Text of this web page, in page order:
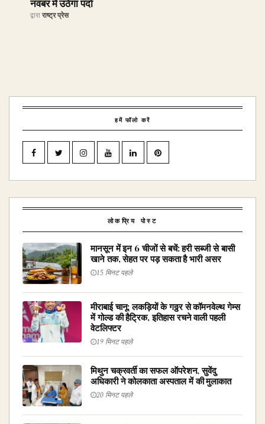
नवंबर में उठेगा पर्दा
द्वारा राष्ट्र प्रेस
हमें फॉलो करें
लोकप्रिय पोस्ट
मानसून में इन 6 चीजों से बचें: हरी सब्जी से बासी
खाने तक, सेहत पर पड़ सकता है भारी असर
15 मिनट पहले
मीराबाई चानू: लकड़ियों के गठ्ठर से कॉमनवेल्थ गेम्स
में गोल्ड की हैट्रिक, इतिहास रचने वाली पहली
वेटलिफ्टर
19 मिनट पहले
मिथुन चक्रवर्ती का सफल ऑपरेशन, सुवेंदु
अधिकारी ने कोलकाता अस्पताल में की मुलाकात
20 मिनट पहले